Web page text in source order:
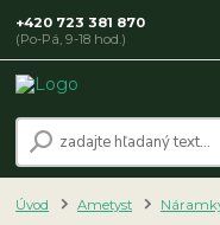
+420 723 381 870
(Po-Pá, 9-18 hod.)
Úvod Ametyst